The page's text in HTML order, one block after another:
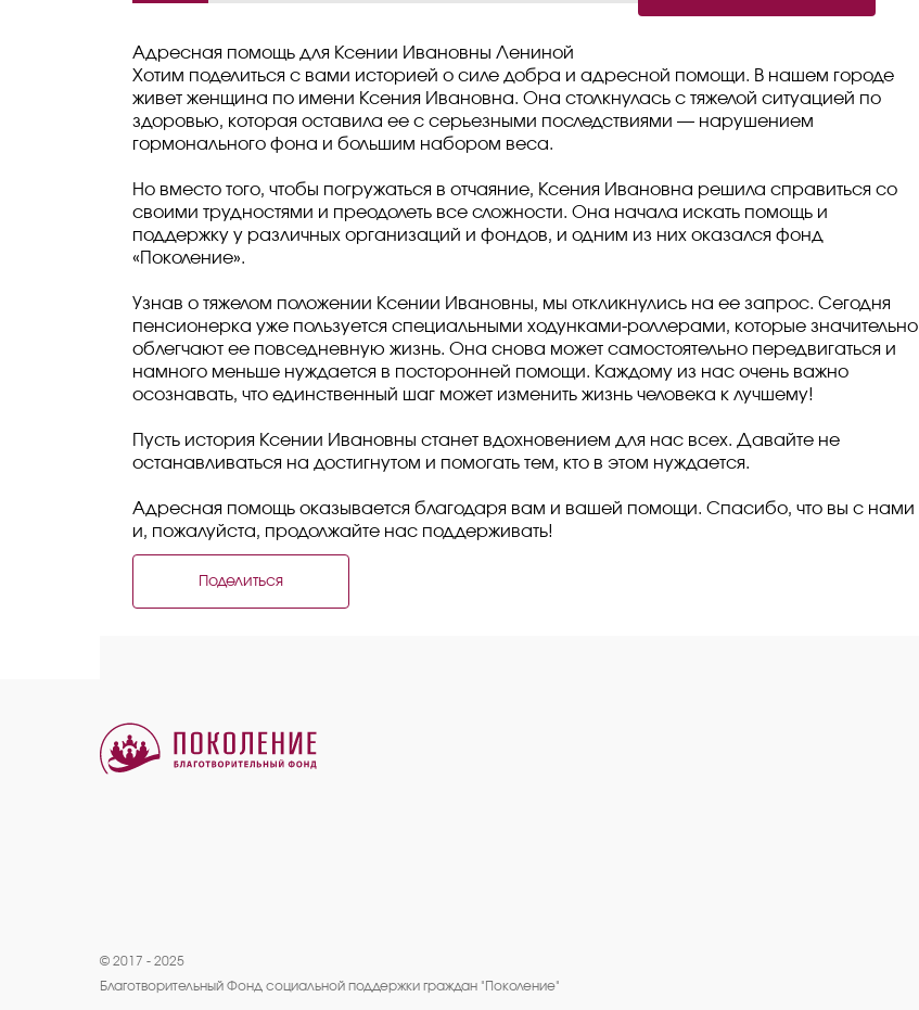
Адресная помощь для Ксении Ивановны Лениной
Хотим поделиться с вами историей о силе добра и адресной помощи. В нашем городе
живет женщина по имени Ксения Ивановна. Она столкнулась с тяжелой ситуацией по
здоровью, которая оставила ее с серьезными последствиями — нарушением
гормонального фона и большим набором веса.
Но вместо того, чтобы погружаться в отчаяние, Ксения Ивановна решила справиться со
своими трудностями и преодолеть все сложности. Она начала искать помощь и
поддержку у различных организаций и фондов, и одним из них оказался фонд
«Поколение».
Узнав о тяжелом положении Ксении Ивановны, мы откликнулись на ее запрос. Сегодня
пенсионерка уже пользуется специальными ходунками-роллерами, которые значительно
облегчают ее повседневную жизнь. Она снова может самостоятельно передвигаться и
намного меньше нуждается в посторонней помощи. Каждому из нас очень важно
осознавать, что единственный шаг может изменить жизнь человека к лучшему!
Пусть история Ксении Ивановны станет вдохновением для нас всех. Давайте не
останавливаться на достигнутом и помогать тем, кто в этом нуждается.
Адресная помощь оказывается благодаря вам и вашей помощи. Спасибо, что вы с нами
и, пожалуйста, продолжайте нас поддерживать!
Поделиться
© 2017 - 2025
Благотворительный Фонд социальной поддержки граждан "Поколение"